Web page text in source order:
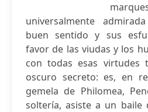
universalmente
buen sentido y sus
favor de las viudas y los
con todas esas virtudes
oscuro secreto: es, en
gemela de Philomea,
soltería, asiste a un baile